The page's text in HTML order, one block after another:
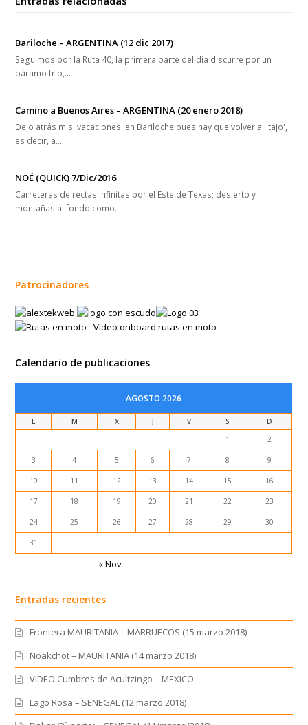
Bariloche – ARGENTINA (12 dic 2017)
Seguimos por la Ruta 40, la primera parte del día discurre por un
páramo frío,…
Camino a Buenos Aires – ARGENTINA (20 enero 2018)
Dejo atrás mis 'vacaciones' en Bariloche pues hay que volver al 'tajo',
es decir, a…
NOÉ (QUICK) 7/Dic/2016
Carreteras de rectas infinitas por el Este de Texas; desierto y
montañas al fondo como…
Patrocinadores
Calendario de publicaciones
AGOSTO 2026
L M X J V S
D
1
2
3 4 5 6 7 8 9
10 11 12 13 14 15 16
17 18 19 20 21 22 23
24 25 26 27 28 29 30
31
« Nov
Entradas recientes
Frontera MAURITANIA – MARRUECOS (15 marzo 2018)
Noakchot – MAURITANIA (14 marzo 2018)
VIDEO Cumbres de Acultzingo – MEXICO
Lago Rosa – SENEGAL (12 marzo 2018)